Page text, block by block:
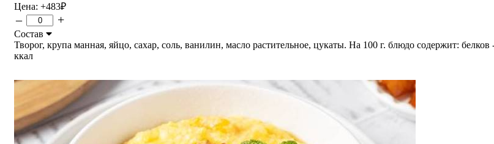
Цена: +483₽
– +
Состав
Творог, крупа манная, яйцо, сахар, соль, ванилин, масло растительное, цукаты. На 100 г. блюдо содержит:
ккал